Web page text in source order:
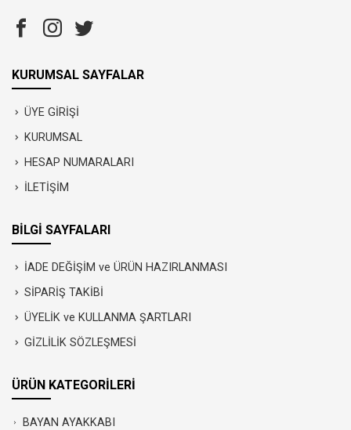
KURUMSAL SAYFALAR
ÜYE GİRİŞİ
KURUMSAL
HESAP NUMARALARI
İLETİŞİM
BİLGİ SAYFALARI
İADE DEĞİŞİM ve ÜRÜN HAZIRLANMASI
SİPARİŞ TAKİBİ
ÜYELİK ve KULLANMA ŞARTLARI
GİZLİLİK SÖZLEŞMESİ
ÜRÜN KATEGORİLERİ
BAYAN AYAKKABI